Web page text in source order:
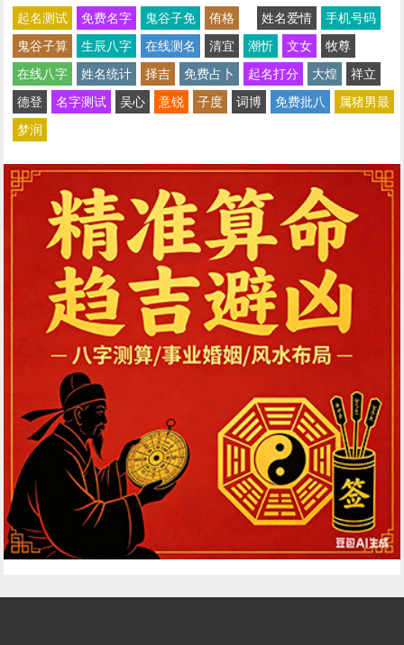
起名测试 免费名字 鬼谷子免 侑格 姓名爱情
手机号码
鬼谷子算
生辰八字 在线测名 清宜 潮忻 文女
牧尊
在线八字
姓名统计 择吉 免费占卜 起名打分 大煌
祥立
德登
名字测试 吴心 意锐 子度 词博 免费批八
属猪男最
梦润